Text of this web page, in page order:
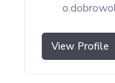
View Profile